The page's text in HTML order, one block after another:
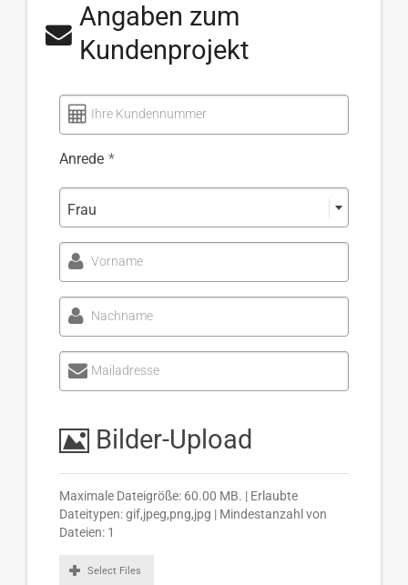
Angaben zum
Kundenprojekt
Ihre Kundennummer
Anrede *
Frau
Vorname
Nachname
Mailadresse
Bilder-Upload
Maximale Dateigröße: 60.00 MB. | Erlaubte
Dateitypen: gif,jpeg,png,jpg | Mindestanzahl von
Dateien: 1
Select Files